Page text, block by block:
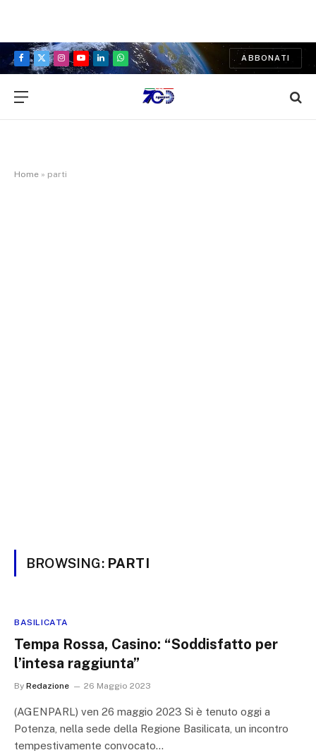
Facebook
X
Instagram
YouTubeLinkedInWhatsApp
ABBONATI
Home » parti
BROWSING: PARTI
BASILICATA
Tempa Rossa, Casino: “Soddisfatto per
l’intesa raggiunta”
By Redazione 26 Maggio 2023
(AGENPARL) ven 26 maggio 2023 Si è tenuto oggi a
Potenza, nella sede della Regione Basilicata, un incontro
tempestivamente convocato…